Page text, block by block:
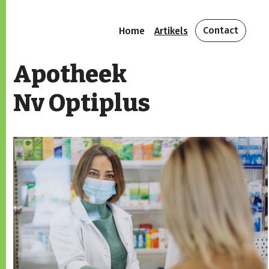
Home Artikels Contact
Apotheek
Nv Optiplus